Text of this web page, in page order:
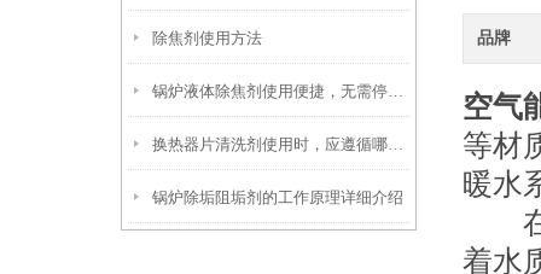
除焦剂使用方法
锅炉液体除焦剂使用便捷，无需停炉即可在线投加
换热器片清洗剂使用时，应遵循哪些步骤？
锅炉除垢阻垢剂的工作原理详细介绍
品牌
空气
等材
暖水
在
着水